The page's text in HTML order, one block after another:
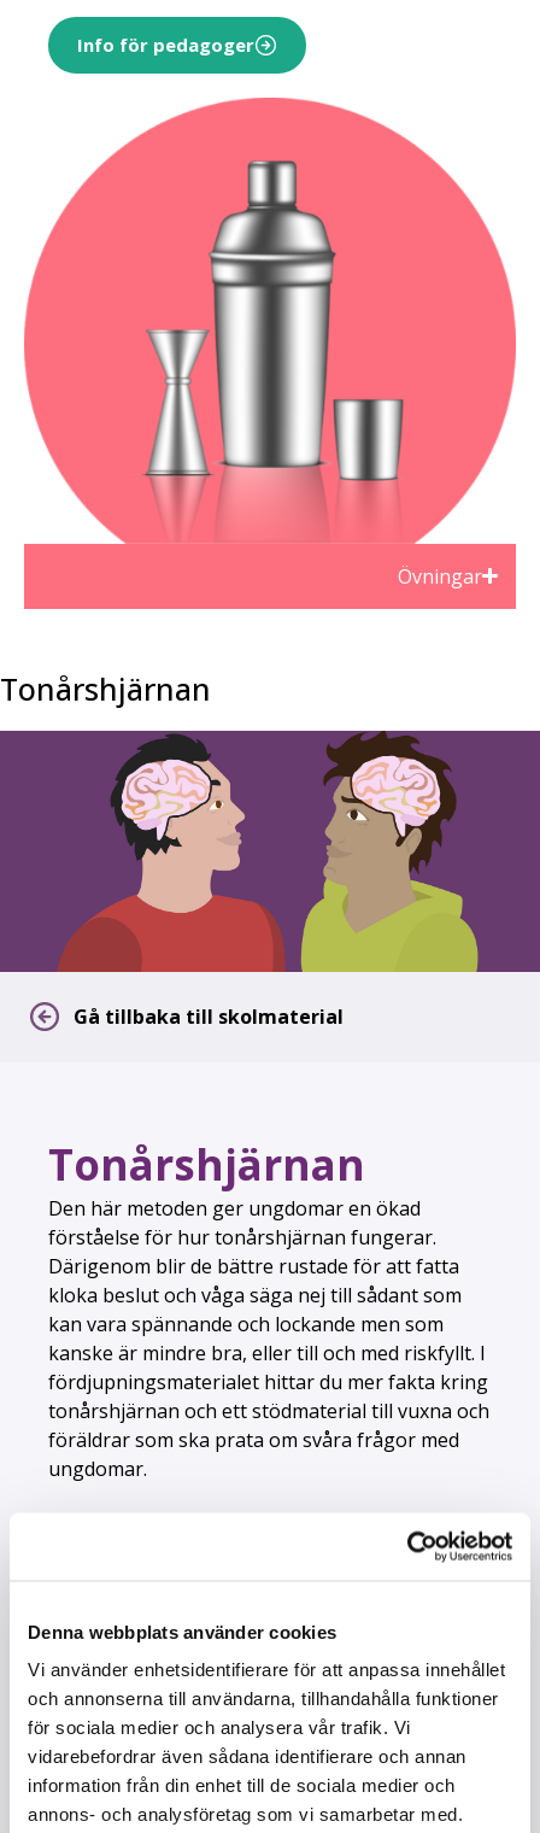
Denna webbplats använder cookies
Vi använder enhetsidentifierare för att anpassa innehållet
och annonserna till användarna, tillhandahålla funktioner
för sociala medier och analysera vår trafik. Vi
vidarebefordrar även sådana identifierare och annan
information från din enhet till de sociala medier och
annons- och analysföretag som vi samarbetar med.
Info för pedagoger
Övningar
Tonårshjärnan
Gå tillbaka till skolmaterial
Tonårshjärnan
Den här metoden ger ungdomar en ökad
förståelse för hur tonårshjärnan fungerar.
Därigenom blir de bättre rustade för att fatta
kloka beslut och våga säga nej till sådant som
kan vara spännande och lockande men som
kanske är mindre bra, eller till och med riskfyllt. I
fördjupningsmaterialet hittar du mer fakta kring
tonårshjärnan och ett stödmaterial till vuxna och
föräldrar som ska prata om svåra frågor med
ungdomar.